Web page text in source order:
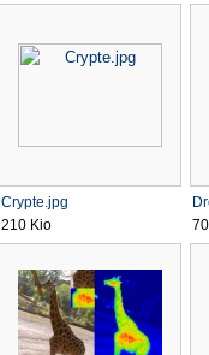
Crypte.jpg
210 Kio